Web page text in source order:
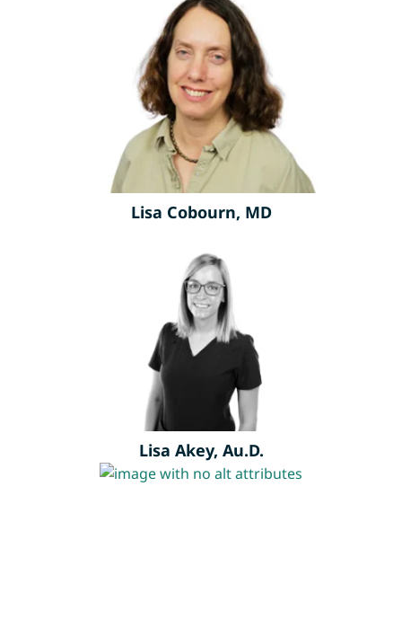
Lisa Cobourn, MD
Lisa Akey, Au.D.